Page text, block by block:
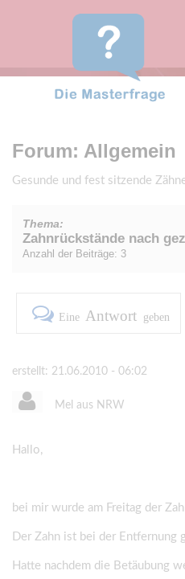
Forum: Allgemein
Gesunde und fest sitzende
Thema:
Zahnrückstände nach
Anzahl der Beiträge: 3
Eine Antwort geben
erstellt: 21.06.2010 - 06:02
Mel aus NRW
Hallo,
bei mir wurde am Freitag der
Der Zahn ist bei der
Hatte nachdem die Betäubung